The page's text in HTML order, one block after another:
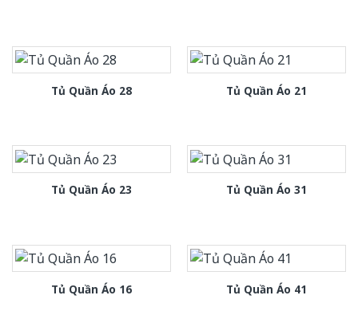
Tủ Quần Áo 28 Tủ Quần Áo 21
Tủ Quần Áo 23 Tủ Quần Áo 31
Tủ Quần Áo 16 Tủ Quần Áo 41